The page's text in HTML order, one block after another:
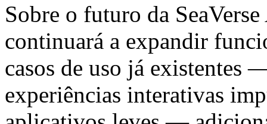
Sobre o futuro da
continuará a expandir
casos de uso já
experiências interativas